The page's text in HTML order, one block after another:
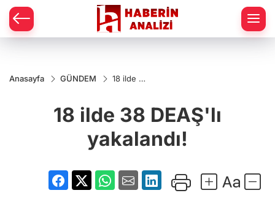
Anasayfa GÜNDEM
18 ilde 38
18 ilde 38 DEAŞ'lı
yakalandı!